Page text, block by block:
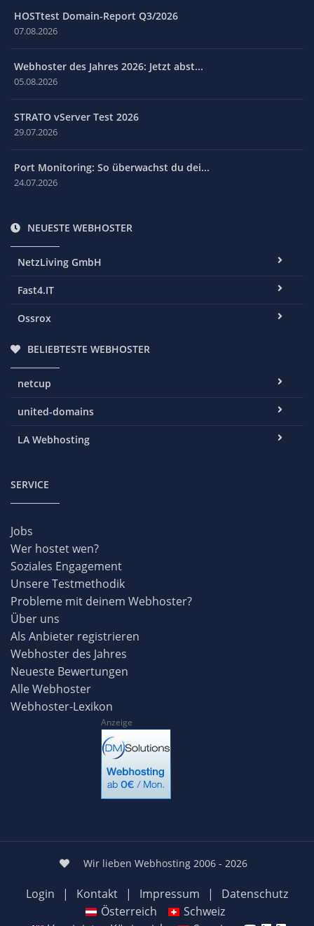
HOSTtest Domain-Report Q3/2026
07.08.2026
Webhoster des Jahres 2026: Jetzt abst...
05.08.2026
STRATO vServer Test 2026
29.07.2026
Port Monitoring: So überwachst du dei...
24.07.2026
NEUESTE WEBHOSTER
NetzLiving GmbH
Fast4.IT
Ossrox
BELIEBTESTE WEBHOSTER
netcup
united-domains
LA Webhosting
SERVICE
Jobs
Wer hostet wen?
Soziales Engagement
Unsere Testmethodik
Probleme mit deinem Webhoster?
Über uns
Als Anbieter registrieren
Webhoster des Jahres
Neueste Bewertungen
Alle Webhoster
Webhoster-Lexikon
Anzeige
Wir lieben Webhosting 2006 - 2026
Login | Kontakt | Impressum |
Datenschutz
Österreich
Schweiz